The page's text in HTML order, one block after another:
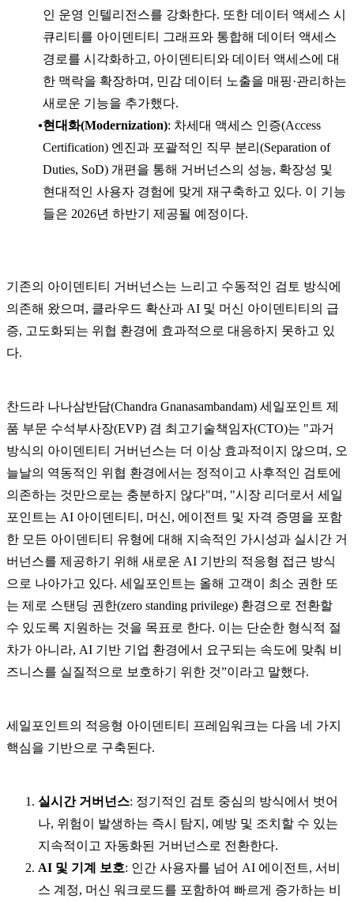
인 운영 인텔리전스를 강화한다. 또한 데이터 액세스 시
큐리티를 아이덴티티 그래프와 통합해 데이터 액세스
경로를 시각화하고, 아이덴티티와 데이터 액세스에 대
한 맥락을 확장하며, 민감 데이터 노출을 매핑·관리하는
새로운 기능을 추가했다.
현대화(Modernization): 차세대 액세스 인증(Access
Certification) 엔진과 포괄적인 직무 분리(Separation of
Duties, SoD) 개편을 통해 거버넌스의 성능, 확장성 및
현대적인 사용자 경험에 맞게 재구축하고 있다. 이 기능
들은 2026년 하반기 제공될 예정이다.
기존의 아이덴티티 거버넌스는 느리고 수동적인 검토 방식에
의존해 왔으며, 클라우드 확산과 AI 및 머신 아이덴티티의 급
증, 고도화되는 위협 환경에 효과적으로 대응하지 못하고 있
다.
찬드라 나나삼반담(Chandra Gnanasambandam) 세일포인트 제
품 부문 수석부사장(EVP) 겸 최고기술책임자(CTO)는 "과거
방식의 아이덴티티 거버넌스는 더 이상 효과적이지 않으며, 오
늘날의 역동적인 위협 환경에서는 정적이고 사후적인 검토에
의존하는 것만으로는 충분하지 않다"며, "시장 리더로서 세일
포인트는 AI 아이덴티티, 머신, 에이전트 및 자격 증명을 포함
한 모든 아이덴티티 유형에 대해 지속적인 가시성과 실시간 거
버넌스를 제공하기 위해 새로운 AI 기반의 적응형 접근 방식
으로 나아가고 있다. 세일포인트는 올해 고객이 최소 권한 또
는 제로 스탠딩 권한(zero standing privilege) 환경으로 전환할
수 있도록 지원하는 것을 목표로 한다. 이는 단순한 형식적 절
차가 아니라, AI 기반 기업 환경에서 요구되는 속도에 맞춰 비
즈니스를 실질적으로 보호하기 위한 것”이라고 말했다.
세일포인트의 적응형 아이덴티티 프레임워크는 다음 네 가지
핵심을 기반으로 구축된다.
실시간 거버넌스: 정기적인 검토 중심의 방식에서 벗어
나, 위험이 발생하는 즉시 탐지, 예방 및 조치할 수 있는
지속적이고 자동화된 거버넌스로 전환한다.
AI 및 기계 보호: 인간 사용자를 넘어 AI 에이전트, 서비
스 계정, 머신 워크로드를 포함하여 빠르게 증가하는 비